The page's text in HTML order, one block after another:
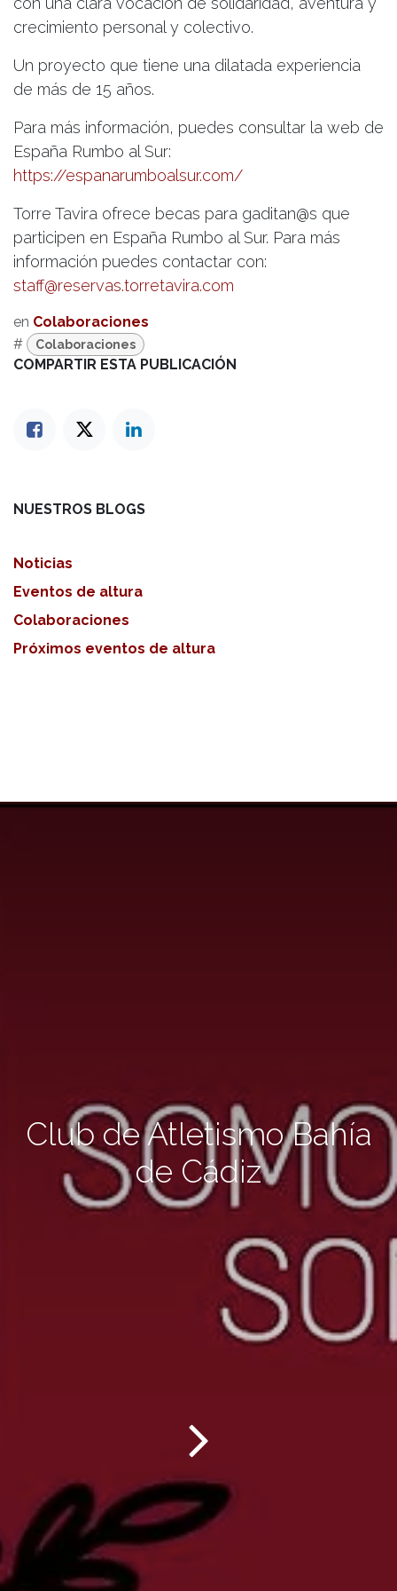
crecimiento personal y colectivo.
Un proyecto que tiene una dilatada experiencia
de más de 15 años.
Para más información, puedes consultar la web de
España Rumbo al Sur:
https://espanarumboalsur.com/
Torre Tavira ofrece becas para gaditan@s que
participen en España Rumbo al Sur. Para más
información puedes contactar con:
staff@reservas.torretavira.com
en Colaboraciones
#
Colaboraciones
COMPARTIR ESTA PUBLICACIÓN
NUESTROS BLOGS
Noticias
Eventos de altura
Colaboraciones
Próximos eventos de altura
Club de Atletismo Bahía
de Cádiz